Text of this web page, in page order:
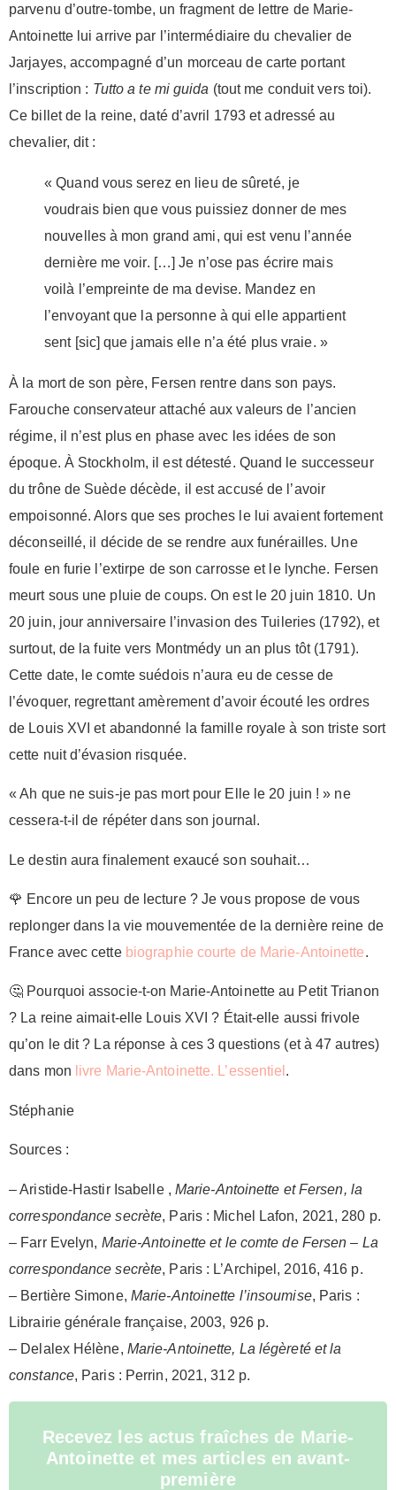
parvenu d’outre-tombe, un fragment de lettre de Marie-
Antoinette lui arrive par l’intermédiaire du chevalier de
Jarjayes, accompagné d’un morceau de carte portant
l’inscription : Tutto a te mi guida (tout me conduit vers toi).
Ce billet de la reine, daté d’avril 1793 et adressé au
chevalier, dit :
« Quand vous serez en lieu de sûreté, je
voudrais bien que vous puissiez donner de mes
nouvelles à mon grand ami, qui est venu l’année
dernière me voir. […] Je n’ose pas écrire mais
voilà l’empreinte de ma devise. Mandez en
l’envoyant que la personne à qui elle appartient
sent [sic] que jamais elle n’a été plus vraie. »
À la mort de son père, Fersen rentre dans son pays.
Farouche conservateur attaché aux valeurs de l’ancien
régime, il n’est plus en phase avec les idées de son
époque. À Stockholm, il est détesté. Quand le successeur
du trône de Suède décède, il est accusé de l’avoir
empoisonné. Alors que ses proches le lui avaient fortement
déconseillé, il décide de se rendre aux funérailles. Une
foule en furie l’extirpe de son carrosse et le lynche. Fersen
meurt sous une pluie de coups. On est le 20 juin 1810. Un
20 juin, jour anniversaire l’invasion des Tuileries (1792), et
surtout, de la fuite vers Montmédy un an plus tôt (1791).
Cette date, le comte suédois n’aura eu de cesse de
l’évoquer, regrettant amèrement d’avoir écouté les ordres
de Louis XVI et abandonné la famille royale à son triste sort
cette nuit d’évasion risquée.
« Ah que ne suis-je pas mort pour Elle le 20 juin ! » ne
cessera-t-il de répéter dans son journal.
Le destin aura finalement exaucé son souhait…
🌹 Encore un peu de lecture ? Je vous propose de vous
replonger dans la vie mouvementée de la dernière reine de
France avec cette biographie courte de Marie-Antoinette.
🤔 Pourquoi associe-t-on Marie-Antoinette au Petit Trianon
? La reine aimait-elle Louis XVI ? Était-elle aussi frivole
qu’on le dit ? La réponse à ces 3 questions (et à 47 autres)
dans mon livre Marie-Antoinette. L’essentiel .
Stéphanie
Sources :
– Aristide-Hastir Isabelle , Marie-Antoinette et Fersen, la
correspondance secrète, Paris : Michel Lafon, 2021, 280 p.
– Farr Evelyn, Marie-Antoinette et le comte de Fersen – La
correspondance secrète, Paris : L’Archipel, 2016, 416 p.
– Bertière Simone, Marie-Antoinette l’insoumise, Paris :
Librairie générale française, 2003, 926 p.
– Delalex Hélène, Marie-Antoinette, La légèreté et la
constance, Paris : Perrin, 2021, 312 p.
Recevez les actus fraîches de Marie-
Antoinette et mes articles en avant-
première